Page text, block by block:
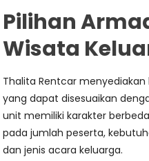
Pilihan
Wisata
Thalita Rentcar
yang dapat disesuaikan
unit memiliki karakter
pada jumlah peserta,
dan jenis acara keluarga.